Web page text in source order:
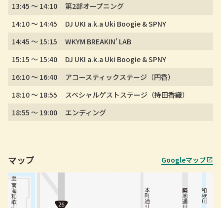
13:45 〜 14:10
第2部オープニング
14:10 〜 14:45
DJ UKI a.k.a Uki Boogie & SPNY
14:45 〜 15:15
WKYM BREAKIN’ LAB
15:15 〜 15:40
DJ UKI a.k.a Uki Boogie & SPNY
16:10 〜 16:40
アコースティックステージ（円香）
18:10 〜 18:55
スペシャルゲストステージ（持田香織）
18:55 〜 19:00
エンディング
マップ Googleマップ